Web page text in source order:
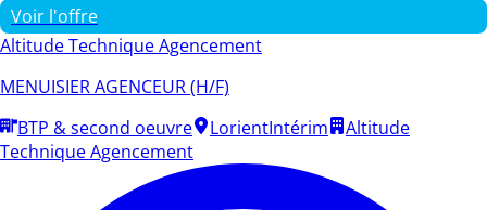
Voir l'offre
Altitude Technique Agencement
MENUISIER AGENCEUR (H/F)
BTP & second oeuvre
LorientIntérim
Altitude
Technique Agencement